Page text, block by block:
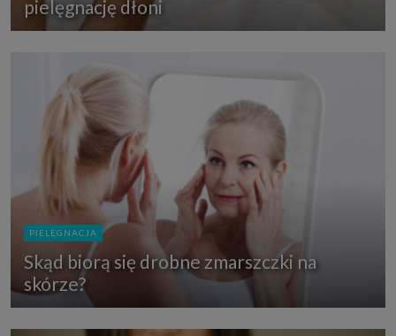
pielęgnację dłoni
PIELĘGNACJA
Skąd biorą się drobne zmarszczki na
skórze?